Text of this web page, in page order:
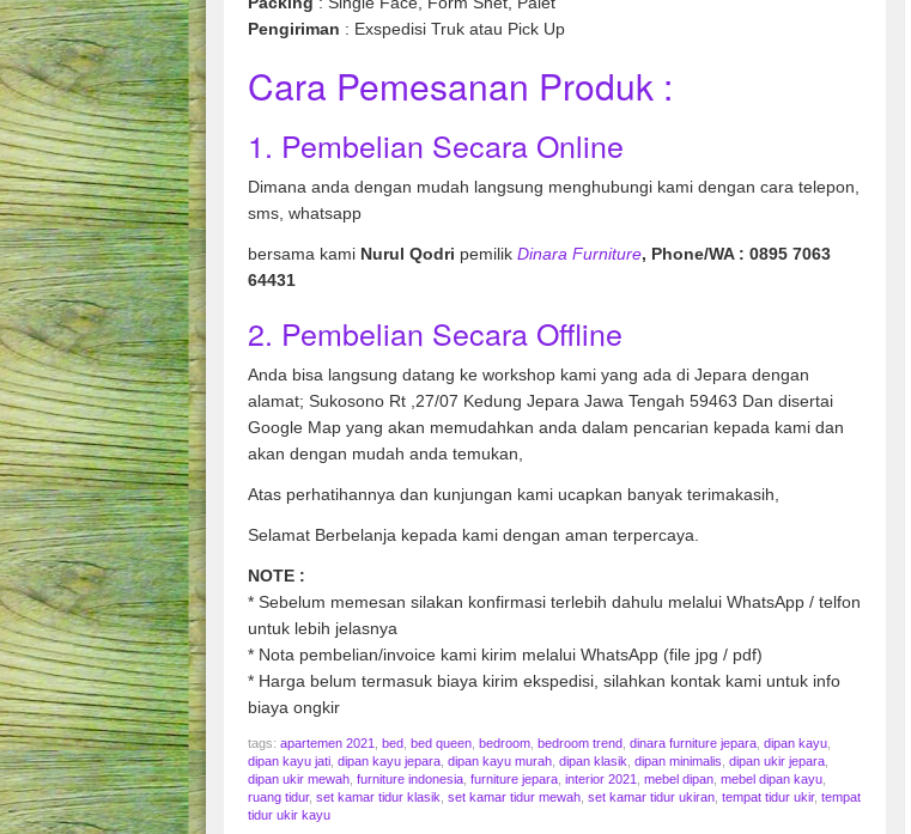
Pengiriman : Exspedisi Truk atau Pick Up
Cara Pemesanan Produk :
1. Pembelian Secara Online
Dimana anda dengan mudah langsung menghubungi kami dengan cara telepon,
sms, whatsapp
bersama kami Nurul Qodri pemilik Dinara Furniture, Phone/WA : 0895 7063
64431
2. Pembelian Secara Offline
Anda bisa langsung datang ke workshop kami yang ada di Jepara dengan
alamat; Sukosono Rt ,27/07 Kedung Jepara Jawa Tengah 59463 Dan disertai
Google Map yang akan memudahkan anda dalam pencarian kepada kami dan
akan dengan mudah anda temukan,
Atas perhatihannya dan kunjungan kami ucapkan banyak terimakasih,
Selamat Berbelanja kepada kami dengan aman terpercaya.
NOTE :
* Sebelum memesan silakan konfirmasi terlebih dahulu melalui WhatsApp / telfon
untuk lebih jelasnya
* Nota pembelian/invoice kami kirim melalui WhatsApp (file jpg / pdf)
* Harga belum termasuk biaya kirim ekspedisi, silahkan kontak kami untuk info
biaya ongkir
tags: apartemen 2021 bed bed queen bedroom bedroom trend dinara furniture jepara dipan kayu
dipan kayu jati dipan kayu jepara dipan kayu murah dipan klasik dipan minimalis dipan ukir jepara
dipan ukir mewah furniture indonesia furniture jepara interior 2021 mebel dipan mebel dipan kayu
ruang tidur, set kamar tidur klasik set kamar tidur mewah set kamar tidur ukiran tempat tidur ukir, tempat
tidur ukir kayu